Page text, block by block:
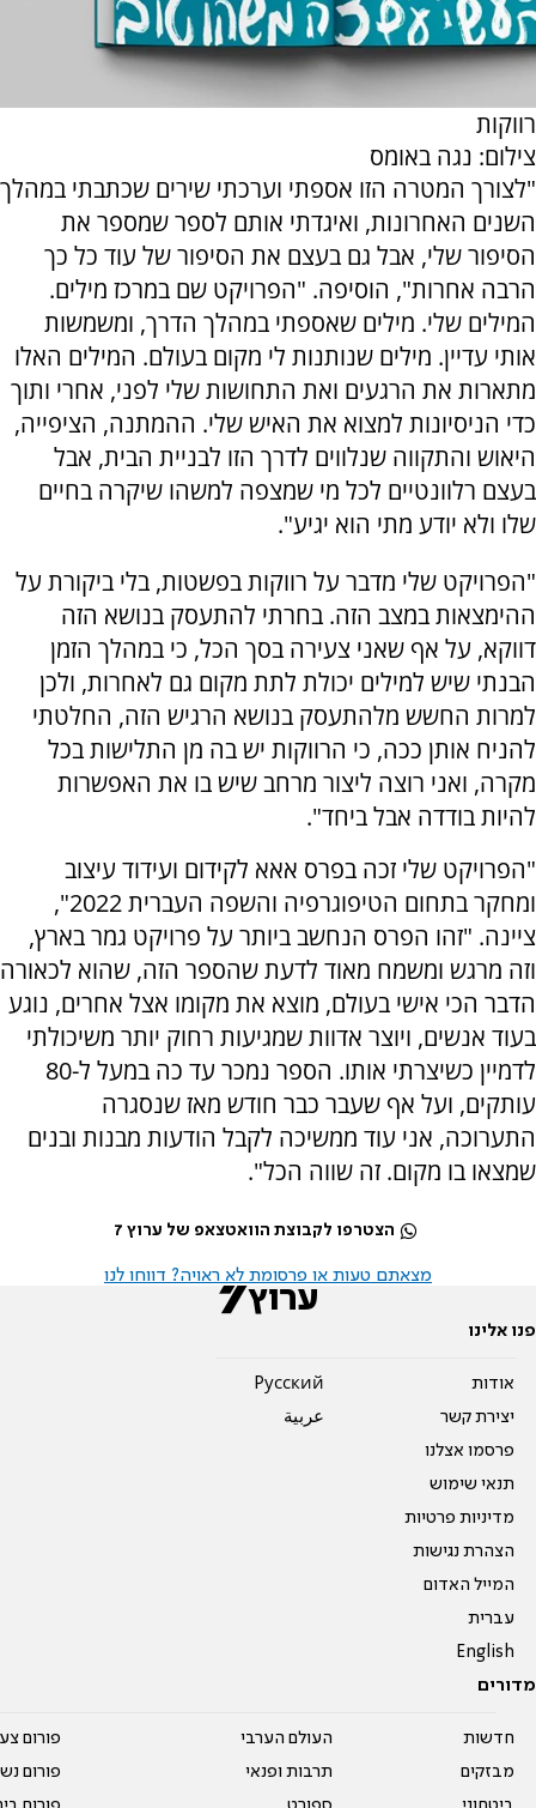
רווקות
צילום: נגה באומס
"לצורך המטרה הזו אספתי וערכתי שירים שכתבתי במהלך
השנים האחרונות, ואיגדתי אותם לספר שמספר את
הסיפור שלי, אבל גם בעצם את הסיפור של עוד כל כך
הרבה אחרות", הוסיפה. "הפרויקט שם במרכז מילים.
המילים שלי. מילים שאספתי במהלך הדרך, ומשמשות
אותי עדיין. מילים שנותנות לי מקום בעולם. המילים האלו
מתארות את הרגעים ואת התחושות שלי לפני, אחרי ותוך
כדי הניסיונות למצוא את האיש שלי. ההמתנה, הציפייה,
היאוש והתקווה שנלווים לדרך הזו לבניית הבית, אבל
בעצם רלוונטיים לכל מי שמצפה למשהו שיקרה בחיים
שלו ולא יודע מתי הוא יגיע".
"הפרויקט שלי מדבר על רווקות בפשטות, בלי ביקורת על
ההימצאות במצב הזה. בחרתי להתעסק בנושא הזה
דווקא, על אף שאני צעירה בסך הכל, כי במהלך הזמן
הבנתי שיש למילים יכולת לתת מקום גם לאחרות, ולכן
למרות החשש מלהתעסק בנושא הרגיש הזה, החלטתי
להניח אותן ככה, כי הרווקות יש בה מן התלישות בכל
מקרה, ואני רוצה ליצור מרחב שיש בו את האפשרות
להיות בודדה אבל ביחד".
"הפרויקט שלי זכה בפרס אאא לקידום ועידוד עיצוב
ומחקר בתחום הטיפוגרפיה והשפה העברית 2022",
ציינה. "זהו הפרס הנחשב ביותר על פרויקט גמר בארץ,
וזה מרגש ומשמח מאוד לדעת שהספר הזה, שהוא לכאורה
הדבר הכי אישי בעולם, מוצא את מקומו אצל אחרים, נוגע
בעוד אנשים, ויוצר אדוות שמגיעות רחוק יותר משיכולתי
לדמיין כשיצרתי אותו. הספר נמכר עד כה במעל ל-80
עותקים, ועל אף שעבר כבר חודש מאז שנסגרה
התערוכה, אני עוד ממשיכה לקבל הודעות מבנות ובנים
שמצאו בו מקום. זה שווה הכל".
הצטרפו לקבוצת הוואטצאפ של ערוץ 7
מצאתם טעות או פרסומת לא ראויה? דווחו לנו
פנו אלינו
אודות
יצירת קשר
פרסמו אצלנו
תנאי שימוש
מדיניות פרטיות
הצהרת נגישות
המייל האדום
עברית
English
Pусский
عربية
מדורים
חדשות
מבזקים
העולם הערבי
תרבות ופנאי
פורום
פורום